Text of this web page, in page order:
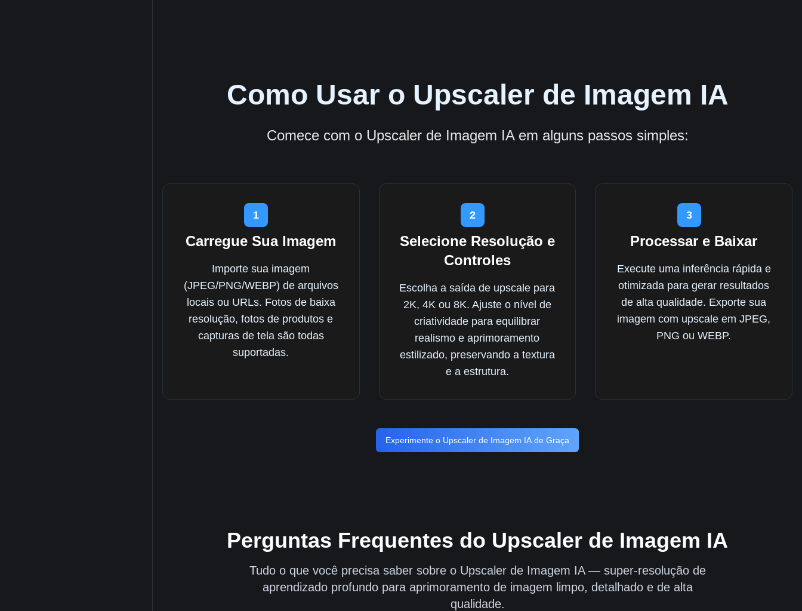
Como Usar o Upscaler de Imagem IA
Comece com o Upscaler de Imagem IA em alguns passos simples:
1
Carregue Sua Imagem
Importe sua imagem
(JPEG/PNG/WEBP) de arquivos
locais ou URLs. Fotos de baixa
resolução, fotos de produtos e
capturas de tela são todas
suportadas.
2
Selecione Resolução e
Controles
Escolha a saída de upscale para
2K, 4K ou 8K. Ajuste o nível de
criatividade para equilibrar
realismo e aprimoramento
estilizado, preservando a textura
e a estrutura.
3
Processar e Baixar
Execute uma inferência rápida e
otimizada para gerar resultados
de alta qualidade. Exporte sua
imagem com upscale em JPEG,
PNG ou WEBP.
Experimente o Upscaler de Imagem IA de Graça
Perguntas Frequentes do Upscaler de Imagem IA
Tudo o que você precisa saber sobre o Upscaler de Imagem IA — super-resolução de
aprendizado profundo para aprimoramento de imagem limpo, detalhado e de alta
qualidade.